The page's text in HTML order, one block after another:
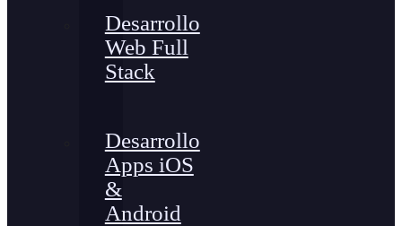
Desarrollo
Web Full
Stack
Desarrollo
Apps iOS
&
Android